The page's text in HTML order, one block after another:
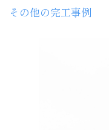
その他の完工事例